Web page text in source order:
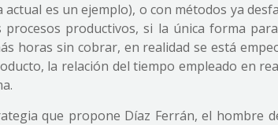
actual es un ejemplo), o con métodos ya
procesos productivos, si la única forma
horas sin cobrar, en realidad se está
la relación del tiempo empleado en
que propone Díaz Ferrán, el hombre